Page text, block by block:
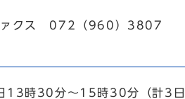
クス 072（960）3807
時30分～15時30分（計3日